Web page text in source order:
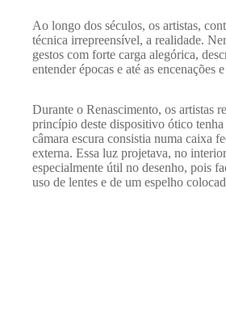
Ao longo dos séculos, os artistas,
técnica irrepreensível, a realidade.
gestos com forte carga alegórica,
entender épocas e até as
Durante o Renascimento, os artistas
princípio deste dispositivo ótico
câmara escura consistia numa caixa
externa. Essa luz projetava, no
especialmente útil no desenho, pois
uso de lentes e de um espelho